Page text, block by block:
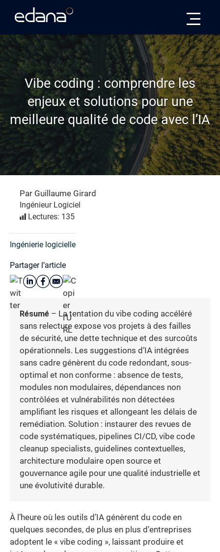
Vibe coding : comprendre les
enjeux et solutions pour une
meilleure qualité de code avec l’IA
Par Guillaume Girard
Ingénieur Logiciel
Lectures: 135
Ingénierie logicielle
Partager l’article
Résumé – La tentation du vibe coding accéléré
sans relecture expose vos projets à des failles
de sécurité, une dette technique et des surcoûts
opérationnels. Les suggestions d’IA intégrées
sans cadre génèrent du code redondant, sous-
optimal et non conforme : absence de tests,
modules non modulaires, dépendances non
contrôlées et vulnérabilités non détectées
amplifiant les risques et allongeant les délais de
remédiation. Solution : instaurer des revues de
code systématiques, pipelines CI/CD, vibe code
cleanup specialists, guidelines contextuelles,
architecture modulaire open source et
gouvernance agile pour une qualité industrielle et
une évolutivité durable.
À l’heure où les outils d’IA génèrent du code en
quelques secondes, de plus en plus d’entreprises
adoptent le « vibe coding », laissant produire et